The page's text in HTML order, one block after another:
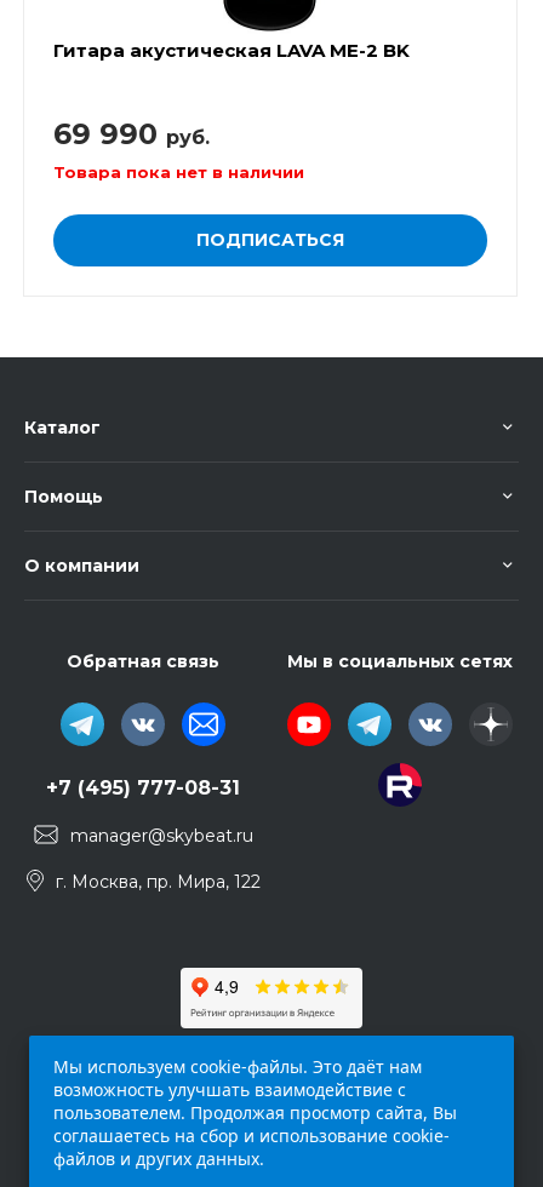
Гитара акустическая LAVA ME-2 BK
69 990 руб.
Товара пока нет в наличии
ПОДПИСАТЬСЯ
Каталог
Помощь
О компании
Обратная связь
+7 (495) 777-08-31
manager@skybeat.ru
г. Москва, пр. Мира, 122
Мы в социальных сетях
Мы используем cookie-файлы. Это даёт нам
возможность улучшать взаимодействие с
пользователем. Продолжая просмотр сайта, Вы
соглашаетесь на сбор и использование cookie-
файлов и других данных.